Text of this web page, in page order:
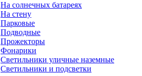
На солнечных батареях
На стену
Парковые
Подводные
Прожекторы
Фонарики
Светильники уличные наземные
Светильники и подсветки